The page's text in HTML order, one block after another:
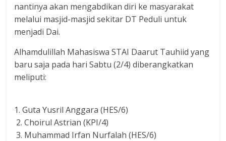
nantinya akan mengabdikan diri ke masyarakat
melalui masjid-masjid sekitar DT Peduli untuk
menjadi Dai.
Alhamdulillah Mahasiswa STAI Daarut Tauhiid yang
baru saja pada hari Sabtu (2/4) diberangkatkan
meliputi:
1. Guta Yusril Anggara (HES/6)
2. Choirul Astrian (KPI/4)
3. Muhammad Irfan Nurfalah (HES/6)